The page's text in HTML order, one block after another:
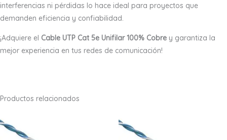
interferencias ni pérdidas lo hace ideal para proyectos que
demanden eficiencia y confiabilidad.
¡Adquiere el Cable UTP Cat 5e Unifilar 100% Cobre y garantiza la
mejor experiencia en tus redes de comunicación!
Productos relacionados